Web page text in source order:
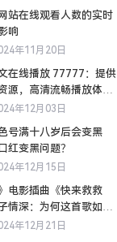
站在线观看人数的实时
响
年11月20日
在线播放 77777：提供
源，高清流畅播放体
众的在线视频平台
年12月03日
号满十八岁后会变黑
红变黑问题？
年12月15日
电影插曲《快来救救
情深：为何这首歌如此
年12月21日